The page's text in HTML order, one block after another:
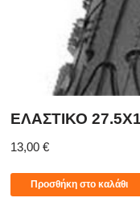
ΕΛΑΣΤΙΚΟ
13,00 €
Προσθήκη στο καλάθι